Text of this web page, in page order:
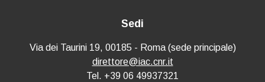
Sedi
Via dei Taurini 19, 00185 - Roma (sede principale)
direttore@iac.cnr.it
Tel. +39 06 49937321